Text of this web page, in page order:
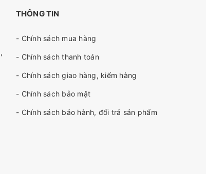
THÔNG TIN
- Chính sách mua hàng
- Chính sách thanh toán
- Chính sách giao hàng, kiểm hàng
- Chính sách bảo mật
- Chính sách bảo hành, đổi trả sản phẩm